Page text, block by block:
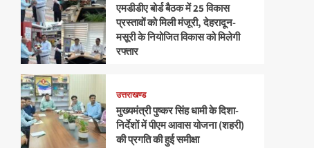
एमडीडीए बोर्ड बैठक में 25 विकास
प्रस्तावों को मिली मंजूरी, देहरादून-
मसूरी के नियोजित विकास को मिलेगी
रफ्तार
उत्तराखण्ड
मुख्यमंत्री पुष्कर सिंह धामी के दिशा-
निर्देशों में पीएम आवास योजना (शहरी)
की प्रगति की हुई समीक्षा